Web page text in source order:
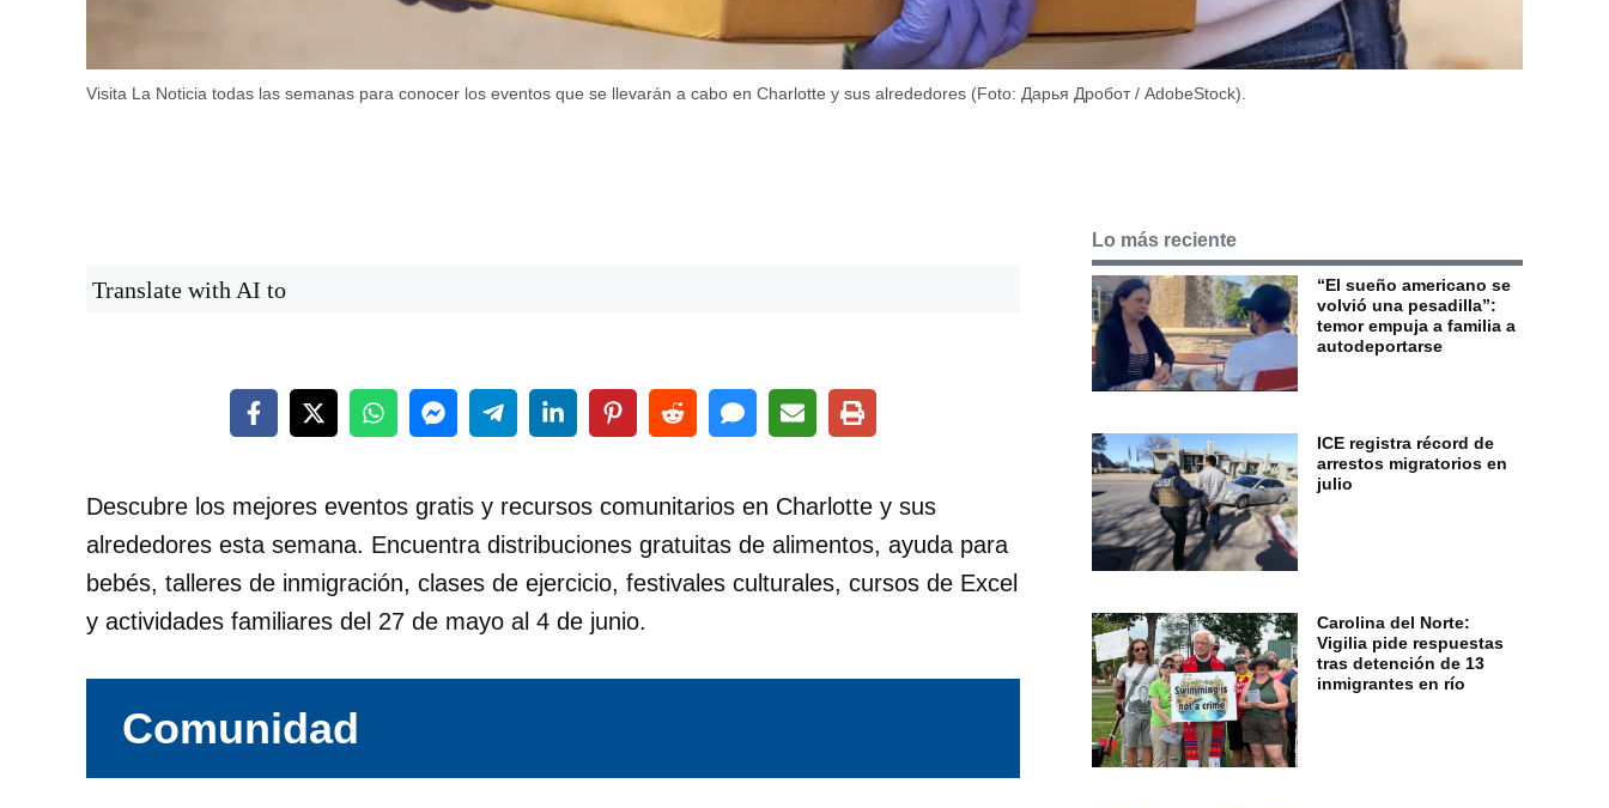
Visita La Noticia todas las semanas para conocer los eventos que se llevarán a cabo en Charlotte y sus alrededores (Foto: Дарья Дробот / AdobeStock).
Translate with AI to
Descubre los mejores eventos gratis y recursos comunitarios en Charlotte y sus
alrededores esta semana. Encuentra distribuciones gratuitas de alimentos, ayuda para
bebés, talleres de inmigración, clases de ejercicio, festivales culturales, cursos de Excel
y actividades familiares del 27 de mayo al 4 de junio.
Comunidad
Lo más reciente
“El sueño americano se
volvió una pesadilla”:
temor empuja a familia a
autodeportarse
ICE registra récord de
arrestos migratorios en
julio
Carolina del Norte:
Vigilia pide respuestas
tras detención de 13
inmigrantes en río